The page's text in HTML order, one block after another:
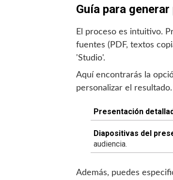
Guía para
El proceso es intuitivo.
fuentes (PDF, textos
'Studio'.
Aquí encontrarás la
personalizar el
Presentación
Diapositivas del
audiencia.
Además, puedes